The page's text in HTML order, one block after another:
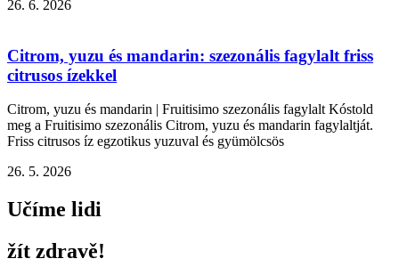
26. 6. 2026
Citrom, yuzu és mandarin: szezonális fagylalt friss
citrusos ízekkel
Citrom, yuzu és mandarin | Fruitisimo szezonális fagylalt Kóstold
meg a Fruitisimo szezonális Citrom, yuzu és mandarin fagylaltját.
Friss citrusos íz egzotikus yuzuval és gyümölcsös
26. 5. 2026
Učíme lidi
žít zdravě!